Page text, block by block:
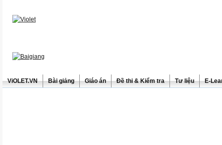
ViOLET.VN Bài giảng Giáo án Đề thi & Kiểm tra Tư liệu E-